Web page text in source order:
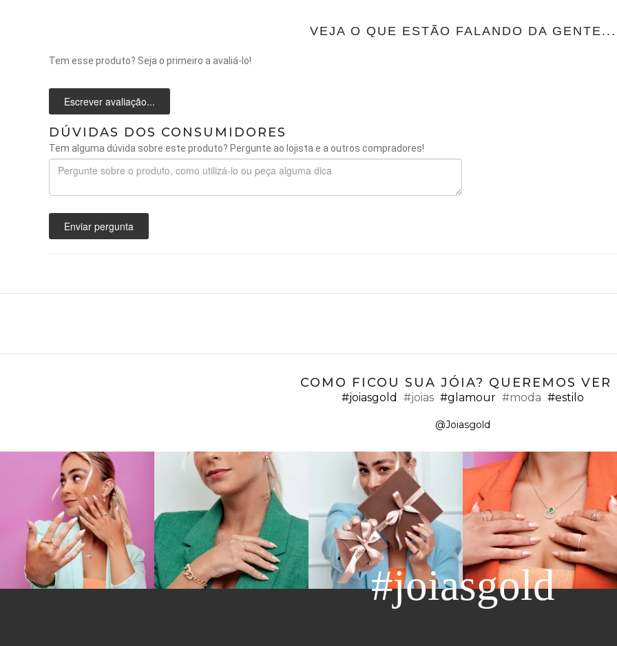
VEJA O QUE ESTÃO FALANDO DA GENTE...
Tem esse produto? Seja o primeiro a avaliá-lo!
Escrever avaliação...
DÚVIDAS DOS CONSUMIDORES
Tem alguma dúvida sobre este produto? Pergunte ao lojista e a outros compradores!
Enviar pergunta
COMO FICOU SUA JÓIA? QUEREMOS VER
#joiasgold #joias #glamour #moda #estilo
@Joiasgold
#joiasgold